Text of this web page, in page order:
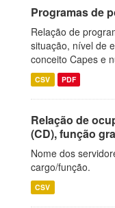
Programas de
Relação de
situação, nível de
conceito Capes e
CSV PDF
Relação de
(CD), função
Nome dos
cargo/função.
CSV